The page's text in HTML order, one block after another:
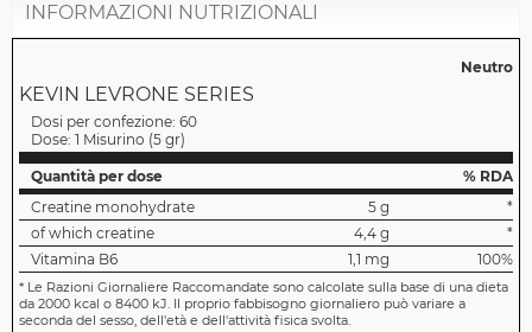
INFORMAZIONI NUTRIZIONALI
Neutro
KEVIN LEVRONE SERIES
Dosi per confezione: 60
Dose: 1 Misurino (5 gr)
Quantità per dose
% RDA
Creatine monohydrate
5 g
*
of which creatine
4,4 g
*
Vitamina B6
1,1 mg 100%
* Le Razioni Giornaliere Raccomandate sono calcolate sulla base di una dieta
da 2000 kcal o 8400 kJ. Il proprio fabbisogno giornaliero può variare a
seconda del sesso, dell'età e dell'attività fisica svolta.